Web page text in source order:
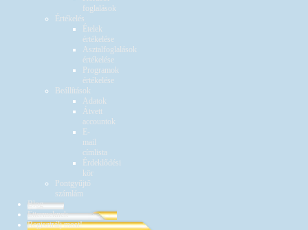
foglalások
Értékelés
Ételek
értékelése
Asztalfoglalások
értékelése
Programok
értékelése
Beállítások
Adatok
Átvett
accountok
E-
mail
címlista
Érdeklődési
kör
Pontgyűjtő
számlám
Blog
Éttermeknek
Regisztrálj most!